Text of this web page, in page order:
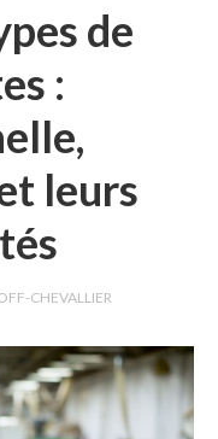
de
:
leurs
CHEVALLIER